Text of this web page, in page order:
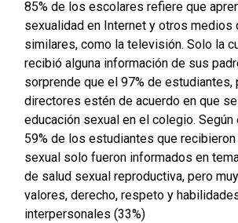
85% de los escolares refiere que
sexualidad en Internet y otros medios
similares, como la televisión. Solo la
recibió alguna información de sus
sorprende que el 97% de
directores estén de acuerdo en que
educación sexual en el colegio. Según
59% de los estudiantes que
sexual solo fueron informados en
de salud sexual reproductiva, pero
valores, derecho, respeto y
interpersonales (33%)